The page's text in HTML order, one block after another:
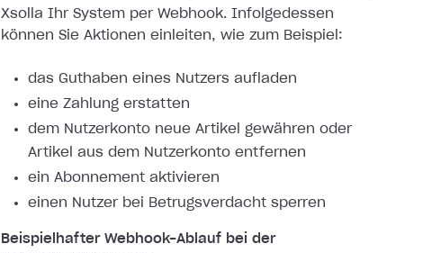
Xsolla Ihr System per Webhook. Infolgedessen
können Sie Aktionen einleiten, wie zum Beispiel:
das Guthaben eines Nutzers aufladen
eine Zahlung erstatten
dem Nutzerkonto neue Artikel gewähren oder
Artikel aus dem Nutzerkonto entfernen
ein Abonnement aktivieren
einen Nutzer bei Betrugsverdacht sperren
Beispielhafter Webhook-Ablauf bei der